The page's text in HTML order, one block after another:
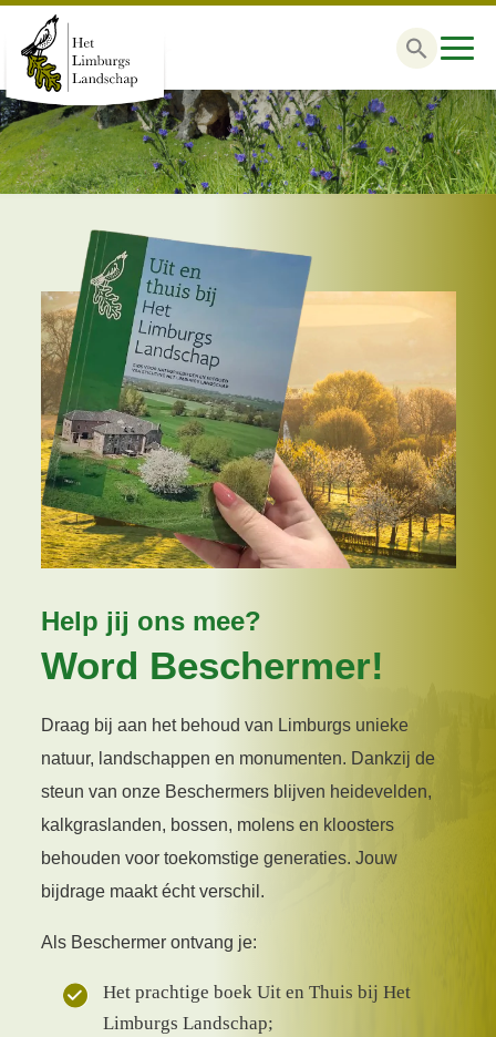
Zoek
Help jij ons mee?
Word Beschermer!
Draag bij aan het behoud van Limburgs unieke
natuur, landschappen en monumenten. Dankzij de
steun van onze Beschermers blijven heidevelden,
kalkgraslanden, bossen, molens en kloosters
behouden voor toekomstige generaties. Jouw
bijdrage maakt écht verschil.
Als Beschermer ontvang je:
Het prachtige boek Uit en Thuis bij Het
Limburgs Landschap;